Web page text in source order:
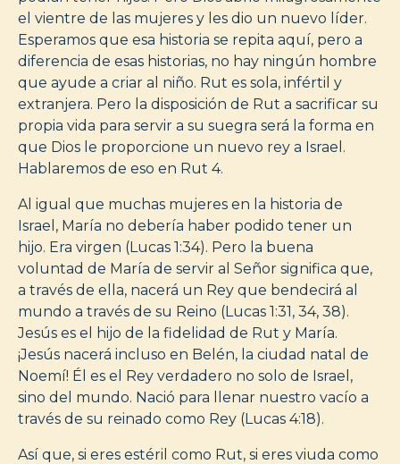
el vientre de las mujeres y les dio un nuevo líder.
Esperamos que esa historia se repita aquí, pero a
diferencia de esas historias, no hay ningún hombre
que ayude a criar al niño. Rut es sola, infértil y
extranjera. Pero la disposición de Rut a sacrificar su
propia vida para servir a su suegra será la forma en
que Dios le proporcione un nuevo rey a Israel.
Hablaremos de eso en Rut 4.
Al igual que muchas mujeres en la historia de
Israel, María no debería haber podido tener un
hijo. Era virgen (Lucas 1:34). Pero la buena
voluntad de María de servir al Señor significa que,
a través de ella, nacerá un Rey que bendecirá al
mundo a través de su Reino (Lucas 1:31, 34, 38).
Jesús es el hijo de la fidelidad de Rut y María.
¡Jesús nacerá incluso en Belén, la ciudad natal de
Noemí! Él es el Rey verdadero no solo de Israel,
sino del mundo. Nació para llenar nuestro vacío a
través de su reinado como Rey (Lucas 4:18).
Así que, si eres estéril como Rut, si eres viuda como